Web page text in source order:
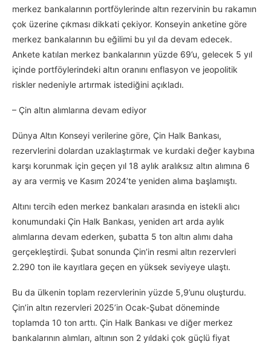
merkez bankalarının portföylerinde altın rezervinin bu rakamın
çok üzerine çıkması dikkati çekiyor. Konseyin anketine göre
merkez bankalarının bu eğilimi bu yıl da devam edecek.
Ankete katılan merkez bankalarının yüzde 69’u, gelecek 5 yıl
içinde portföylerindeki altın oranını enflasyon ve jeopolitik
riskler nedeniyle artırmak istediğini açıkladı.
– Çin altın alımlarına devam ediyor
Dünya Altın Konseyi verilerine göre, Çin Halk Bankası,
rezervlerini dolardan uzaklaştırmak ve kurdaki değer kaybına
karşı korunmak için geçen yıl 18 aylık aralıksız altın alımına 6
ay ara vermiş ve Kasım 2024’te yeniden alıma başlamıştı.
Altını tercih eden merkez bankaları arasında en istekli alıcı
konumundaki Çin Halk Bankası, yeniden art arda aylık
alımlarına devam ederken, şubatta 5 ton altın alımı daha
gerçekleştirdi. Şubat sonunda Çin’in resmi altın rezervleri
2.290 ton ile kayıtlara geçen en yüksek seviyeye ulaştı.
Bu da ülkenin toplam rezervlerinin yüzde 5,9’unu oluşturdu.
Çin’in altın rezervleri 2025’in Ocak-Şubat döneminde
toplamda 10 ton arttı. Çin Halk Bankası ve diğer merkez
bankalarının alımları, altının son 2 yıldaki çok güçlü fiyat